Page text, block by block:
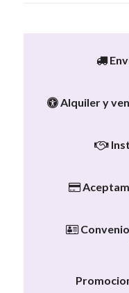
Alquiler y